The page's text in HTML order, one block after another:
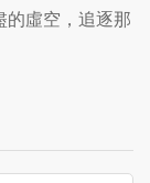
的虛空，追逐那